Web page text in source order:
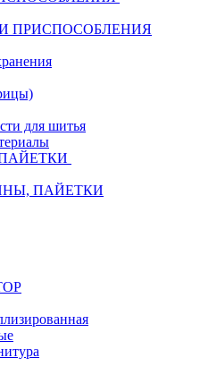
ПРИСПОСОБЛЕНИЯ
для шитья
ПАЙЕТКИ